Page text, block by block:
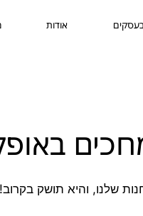
אודות
שלנו, והיא תושק בקרוב!